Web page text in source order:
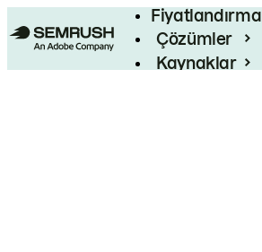
Fiyatlandırma
Çözümler
Kaynaklar